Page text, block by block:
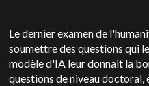
Le dernier examen de
soumettre des questions qui
modèle d'IA leur donnait la
questions de niveau doctoral,